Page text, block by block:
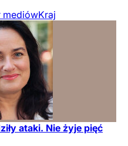
mediówKraj
ataki. Nie żyje pięć